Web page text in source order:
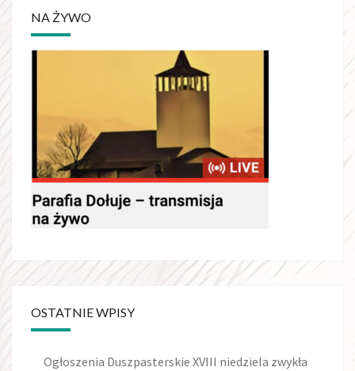
NA ŻYWO
OSTATNIE WPISY
Ogłoszenia Duszpasterskie XVIII niedziela zwykła